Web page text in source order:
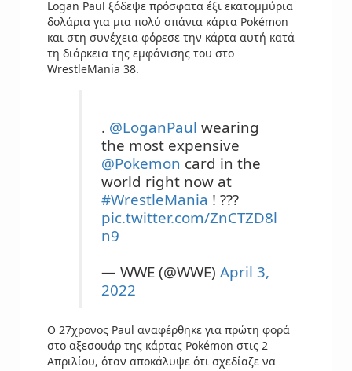
Logan Paul ξόδεψε πρόσφατα έξι εκατομμύρια
δολάρια για μια πολύ σπάνια κάρτα Pokémon
και στη συνέχεια φόρεσε την κάρτα αυτή κατά
τη διάρκεια της εμφάνισης του στο
WrestleMania 38.
. @LoganPaul wearing
the most expensive
@Pokemon card in the
world right now at
#WrestleMania ! ???
pic.twitter.com/ZnCTZD8l
n9
— WWE (@WWE) April 3,
2022
Ο 27χρονος Paul αναφέρθηκε για πρώτη φορά
στο αξεσουάρ της κάρτας Pokémon στις 2
Απριλίου, όταν αποκάλυψε ότι σχεδίαζε να